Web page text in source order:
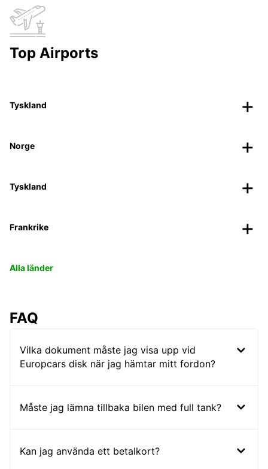
Top Airports
Tyskland
Norge
Tyskland
Frankrike
Alla länder
FAQ
Vilka dokument måste jag visa upp vid
Europcars disk när jag hämtar mitt fordon?
Måste jag lämna tillbaka bilen med full tank?
Kan jag använda ett betalkort?